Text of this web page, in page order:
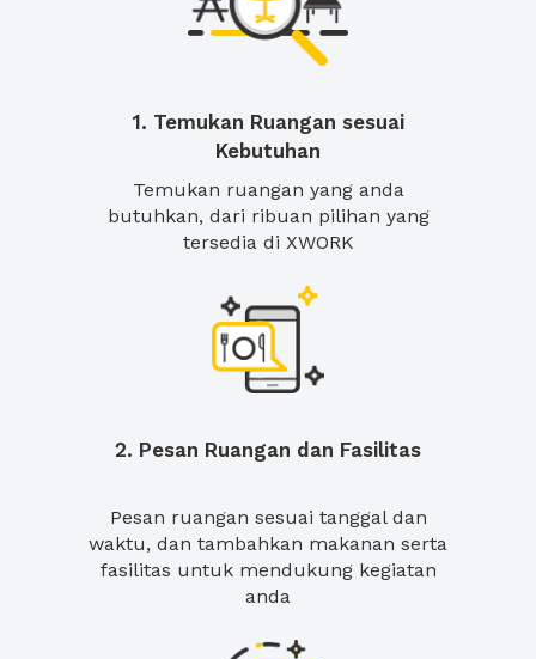
1. Temukan Ruangan sesuai
Kebutuhan
Temukan ruangan yang anda
butuhkan, dari ribuan pilihan yang
tersedia di XWORK
2. Pesan Ruangan dan Fasilitas
Pesan ruangan sesuai tanggal dan
waktu, dan tambahkan makanan serta
fasilitas untuk mendukung kegiatan
anda